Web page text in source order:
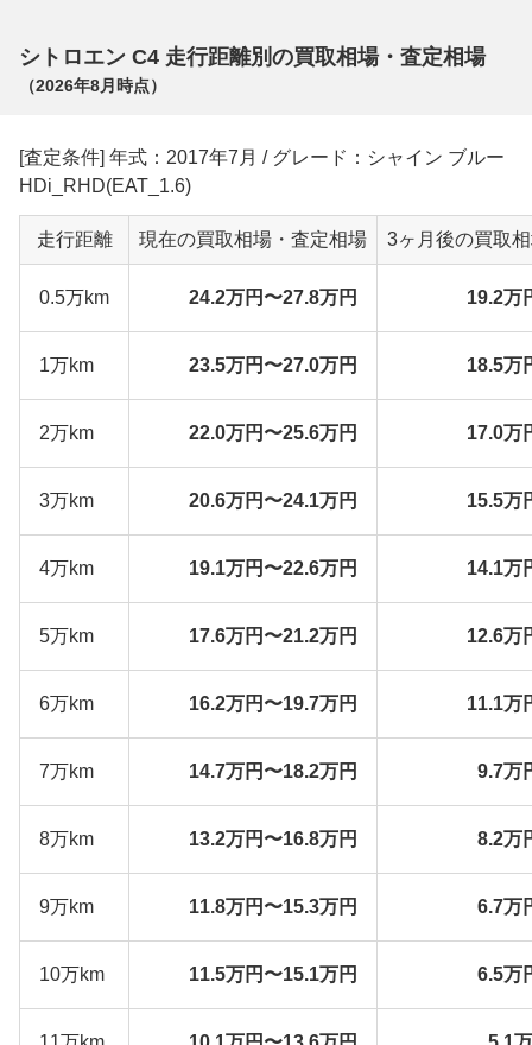
シトロエン C4 走行距離別の買取相場・査定相場
（2026年8月 時点）
[査定条件] 年式：2017年7月 / グレード：シャイン ブルー
HDi_RHD(EAT_1.6)
走行距離 現在の買取相場・査定相場 3ヶ月後の買取
0.5万km 24.2万円〜27.8万円 19.2万
1万km 23.5万円〜27.0万円 18.5万
2万km 22.0万円〜25.6万円 17.0万
3万km 20.6万円〜24.1万円 15.5万
4万km 19.1万円〜22.6万円 14.1万
5万km 17.6万円〜21.2万円 12.6万
6万km 16.2万円〜19.7万円 11.1万
7万km 14.7万円〜18.2万円 9.7万
8万km 13.2万円〜16.8万円 8.2万
9万km 11.8万円〜15.3万円 6.7万
10万km 11.5万円〜15.1万円 6.5万